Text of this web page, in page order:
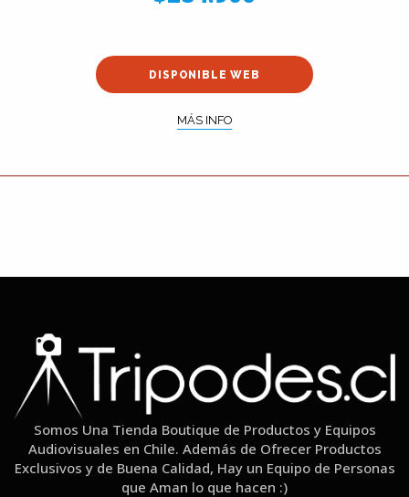
DISPONIBLE WEB
MÁS INFO
Somos Una Tienda Boutique de Productos y Equipos
Audiovisuales en Chile. Además de Ofrecer Productos
Exclusivos y de Buena Calidad, Hay un Equipo de Personas
que Aman lo que hacen :)